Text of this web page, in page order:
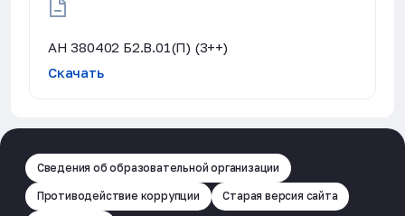
АН 380402 Б2.В.01(П) (3++)
Скачать
Сведения об образовательной организации
Противодействие коррупции Старая версия сайта